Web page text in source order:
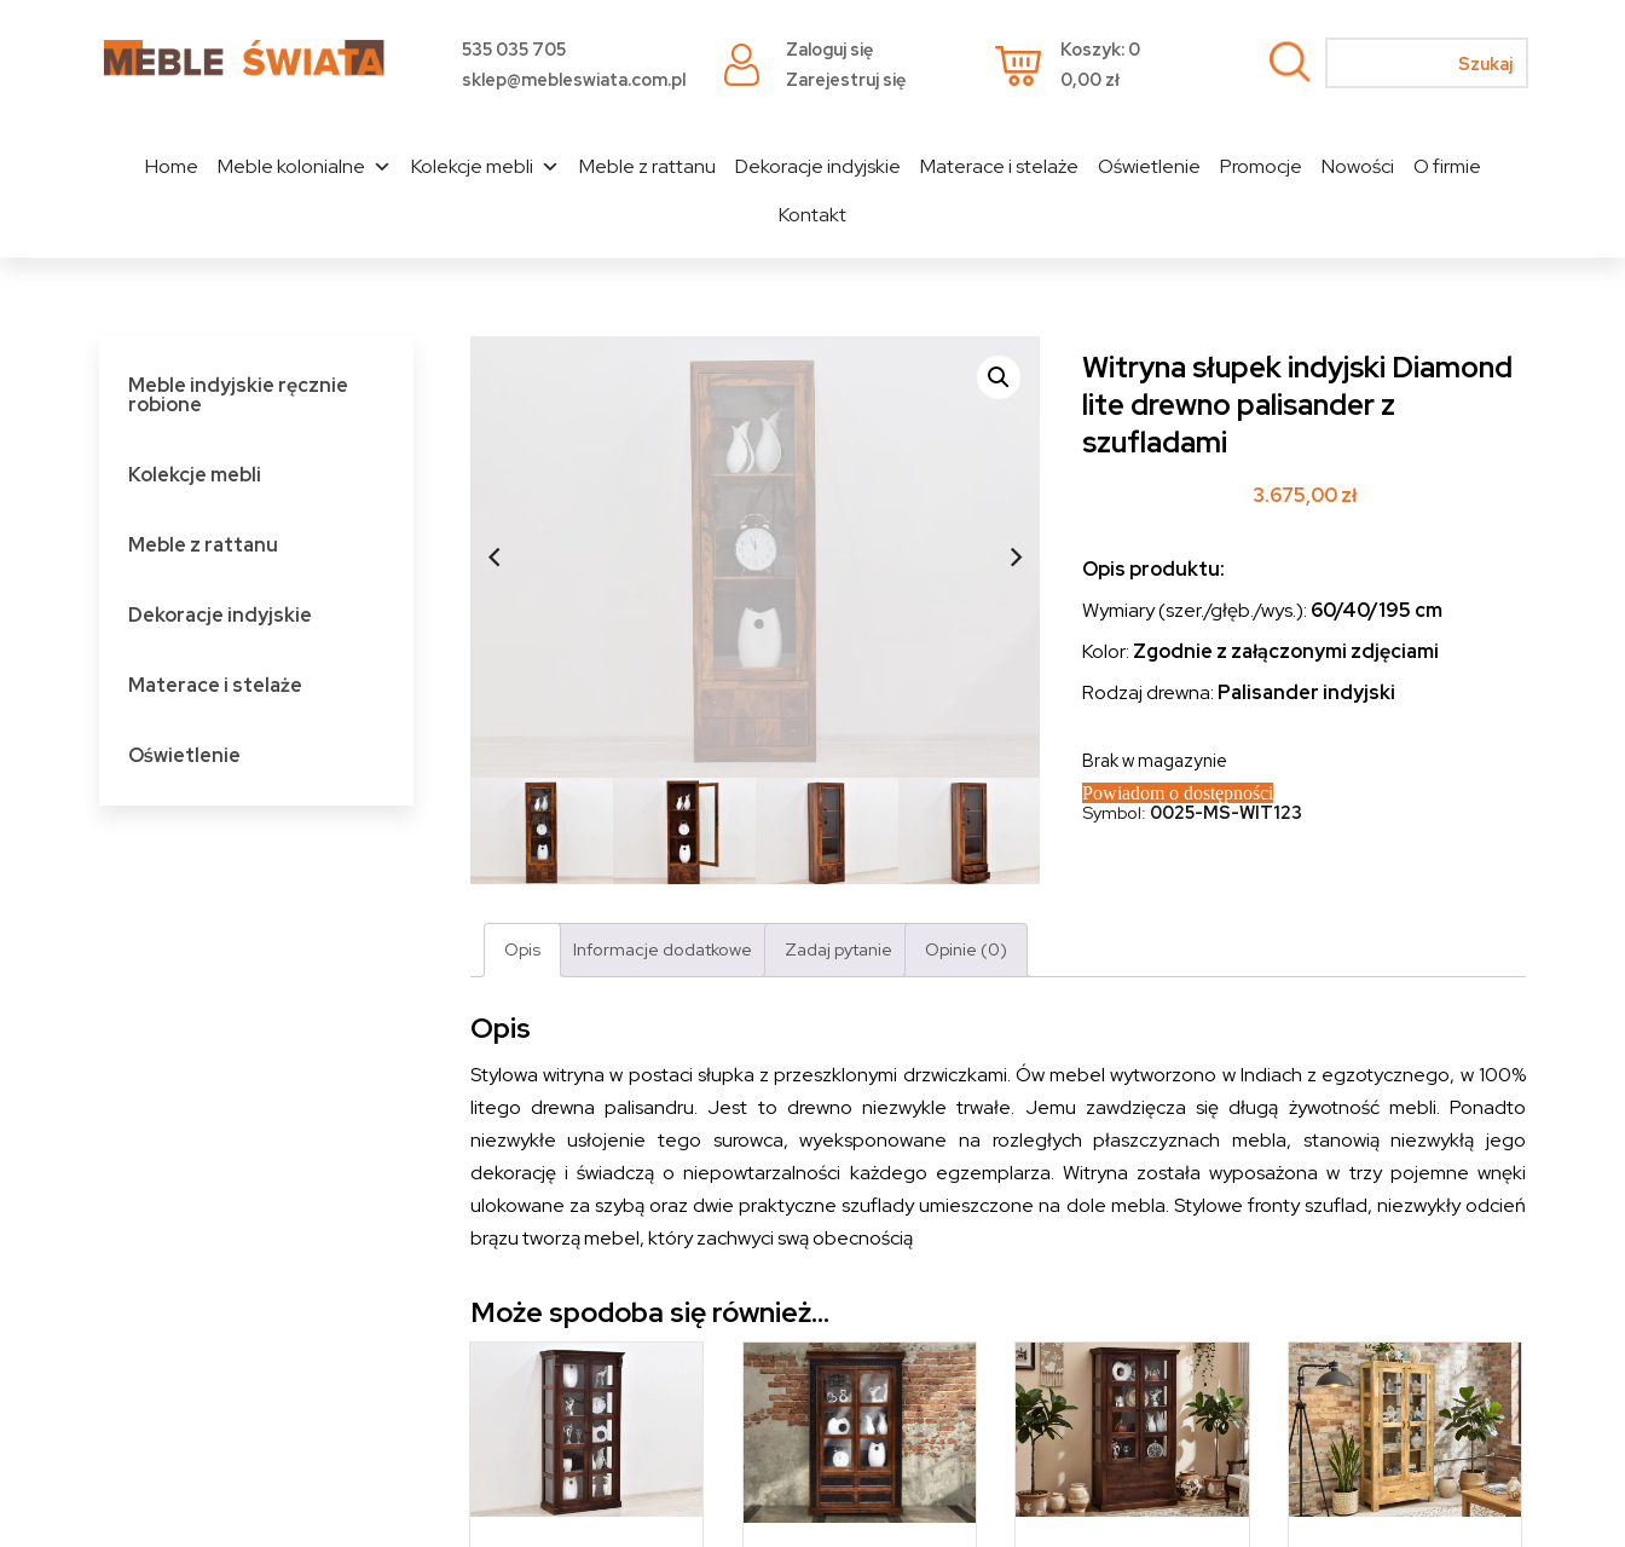
535 035 705
sklep@mebleswiata.com.pl
Zaloguj się
Zarejestruj się
Koszyk: 0
0,00 zł
Home Meble kolonialne Kolekcje mebli Meble z rattanu Dekoracje indyjskie Materace i stelaże Oświetlenie Promocje Nowości
O firmie
Kontakt
Meble indyjskie ręcznie
robione
Kolekcje mebli
Meble z rattanu
Dekoracje indyjskie
Materace i stelaże
Oświetlenie
Witryna słupek indyjski Diamond
lite drewno palisander z
szufladami
3.675,00zł
Opis produktu:
Wymiary (szer./głęb./wys.): 60/40/195 cm
Kolor: Zgodnie z załączonymi zdjęciami
Rodzaj drewna: Palisander indyjski
Brak w magazynie
Powiadom o dostępności
Symbol: 0025-MS-WIT123
Opis Informacje dodatkowe Zadaj pytanie Opinie (0)
Opis
Stylowa witryna w postaci słupka z przeszklonymi drzwiczkami. Ów mebel wytworzono w Indiach z egzotycznego, w 100%
litego drewna palisandru. Jest to drewno niezwykle trwałe. Jemu zawdzięcza się długą żywotność mebli. Ponadto
niezwykłe usłojenie tego surowca, wyeksponowane na rozległych płaszczyznach mebla, stanowią niezwykłą jego
dekorację i świadczą o niepowtarzalności każdego egzemplarza. Witryna została wyposażona w trzy pojemne wnęki
ulokowane za szybą oraz dwie praktyczne szuflady umieszczone na dole mebla. Stylowe fronty szuflad, niezwykły odcień
brązu tworzą mebel, który zachwyci swą obecnością
Może spodoba się również…